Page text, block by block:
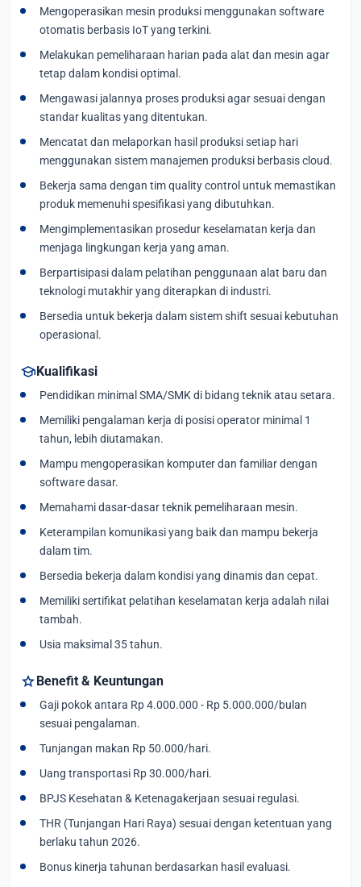
Mengoperasikan mesin produksi menggunakan software
otomatis berbasis IoT yang terkini.
Melakukan pemeliharaan harian pada alat dan mesin agar
tetap dalam kondisi optimal.
Mengawasi jalannya proses produksi agar sesuai dengan
standar kualitas yang ditentukan.
Mencatat dan melaporkan hasil produksi setiap hari
menggunakan sistem manajemen produksi berbasis cloud.
Bekerja sama dengan tim quality control untuk memastikan
produk memenuhi spesifikasi yang dibutuhkan.
Mengimplementasikan prosedur keselamatan kerja dan
menjaga lingkungan kerja yang aman.
Berpartisipasi dalam pelatihan penggunaan alat baru dan
teknologi mutakhir yang diterapkan di industri.
Bersedia untuk bekerja dalam sistem shift sesuai kebutuhan
operasional.
schoolKualifikasi
Pendidikan minimal SMA/SMK di bidang teknik atau setara.
Memiliki pengalaman kerja di posisi operator minimal 1
tahun, lebih diutamakan.
Mampu mengoperasikan komputer dan familiar dengan
software dasar.
Memahami dasar-dasar teknik pemeliharaan mesin.
Keterampilan komunikasi yang baik dan mampu bekerja
dalam tim.
Bersedia bekerja dalam kondisi yang dinamis dan cepat.
Memiliki sertifikat pelatihan keselamatan kerja adalah nilai
tambah.
Usia maksimal 35 tahun.
starBenefit & Keuntungan
Gaji pokok antara Rp 4.000.000 - Rp 5.000.000/bulan
sesuai pengalaman.
Tunjangan makan Rp 50.000/hari.
Uang transportasi Rp 30.000/hari.
BPJS Kesehatan & Ketenagakerjaan sesuai regulasi.
THR (Tunjangan Hari Raya) sesuai dengan ketentuan yang
berlaku tahun 2026.
Bonus kinerja tahunan berdasarkan hasil evaluasi.